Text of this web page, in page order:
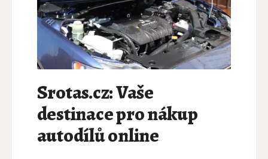
Srotas.cz: Vaše
destinace pro nákup
autodílů online